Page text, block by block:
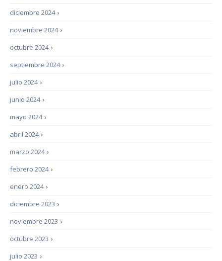
›
diciembre 2024
›
noviembre 2024
›
octubre 2024
›
septiembre 2024
›
julio 2024
›
junio 2024
›
mayo 2024
›
abril 2024
›
marzo 2024
›
febrero 2024
›
enero 2024
›
diciembre 2023
›
noviembre 2023
›
octubre 2023
›
julio 2023